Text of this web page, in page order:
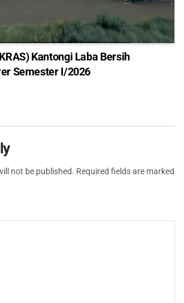
Kantongi Laba Bersih
Semester I/2026
not be published. Required fields are marked